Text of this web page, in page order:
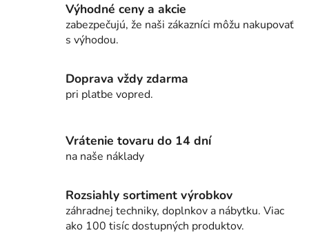
Výhodné ceny a akcie
zabezpečujú, že naši zákazníci môžu nakupovať
s výhodou.
Doprava vždy zdarma
pri platbe vopred.
Vrátenie tovaru do 14 dní
na naše náklady
Rozsiahly sortiment výrobkov
záhradnej techniky, doplnkov a nábytku. Viac
ako 100 tisíc dostupných produktov.